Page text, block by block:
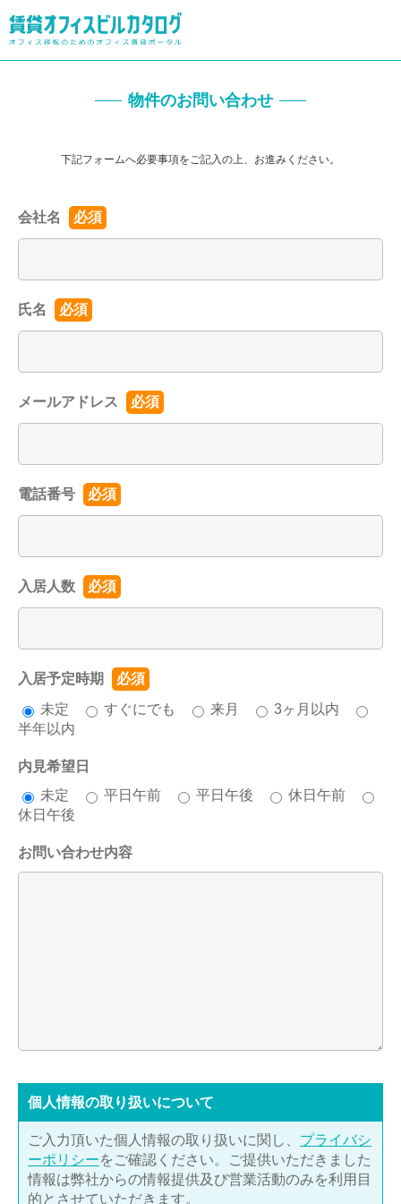
物件のお問い合わせ
下記フォームへ必要事項をご記入の上、お進みください。
会社名 必須
氏名 必須
メールアドレス 必須
電話番号 必須
入居人数 必須
入居予定時期
必須
未定
すぐにでも 来月
3ヶ月以内
半年以内
内見希望日
未定
平日午前 平日午後
休日午前
休日午後
お問い合わせ内容
個⼈情報の取り扱いについて
ご入力頂いた個人情報の取り扱いに関し、 プライバシ
ーポリシーをご確認ください。ご提供いただきました
情報は弊社からの情報提供及び営業活動のみを利用目
的とさせていただきます。